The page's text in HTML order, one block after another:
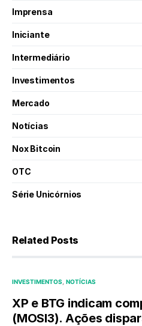
Imprensa
Iniciante
Intermediário
Investimentos
Mercado
Notícias
Nox Bitcoin
OTC
Série Unicórnios
Related Posts
INVESTIMENTOS NOTÍCIAS
XP e BTG indicam
(MOSI3). Ações